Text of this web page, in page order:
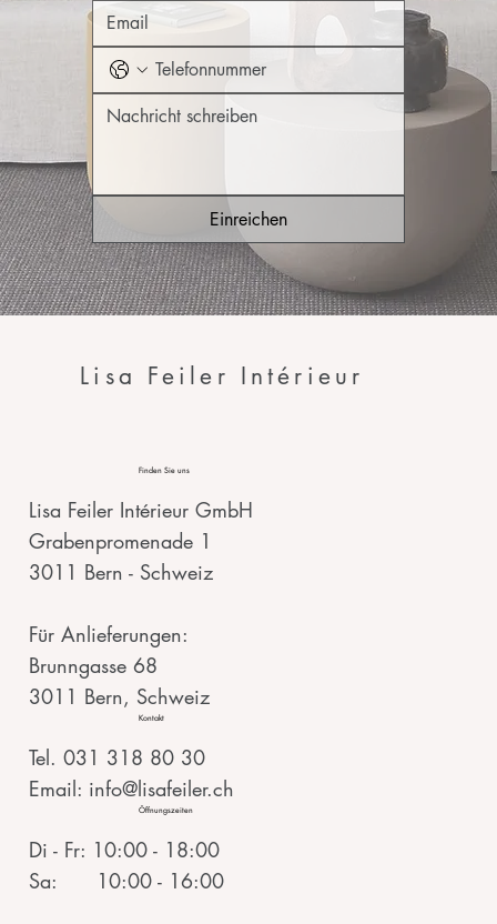
Einreichen
Lisa Feiler Intérieur
Finden Sie uns
Lisa Feiler Intérieur GmbH
Grabenpromenade 1
3011 Bern - Schweiz
Für Anlieferungen:
Brunngasse 68
3011 Bern, Schweiz
Kontakt
Tel. 031 318 80 30
Email: info@lisafeiler.ch
Öffnungszeiten
Di - Fr: 10:00 - 18:00
Sa: 10:00 - 16:00